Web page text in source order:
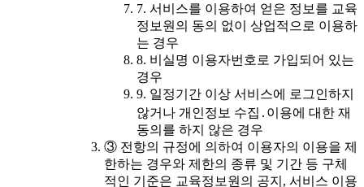
7. 서비스를 이용하여 얻은 정보를 교육
정보원의 동의 없이 상업적으로 이용하
는 경우
8. 비실명 이용자번호로 가입되어 있는
경우
9. 일정기간 이상 서비스에 로그인하지
않거나 개인정보 수집․이용에 대한 재
동의를 하지 않은 경우
③ 전항의 규정에 의하여 이용자의 이용을 제
한하는 경우와 제한의 종류 및 기간 등 구체
적인 기준은 교육정보원의 공지, 서비스 이용